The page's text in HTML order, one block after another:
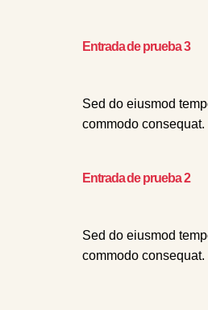
Entrada de prueba 3
Sed do eiusmod
commodo consequat.
Entrada de prueba 2
Sed do eiusmod
commodo consequat.